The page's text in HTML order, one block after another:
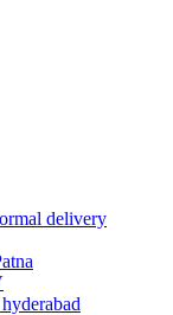
delivery